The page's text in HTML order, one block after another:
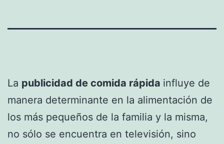
La publicidad de comida rápida influye de
manera determinante en la alimentación de
los más pequeños de la familia y la misma,
no sólo se encuentra en televisión, sino